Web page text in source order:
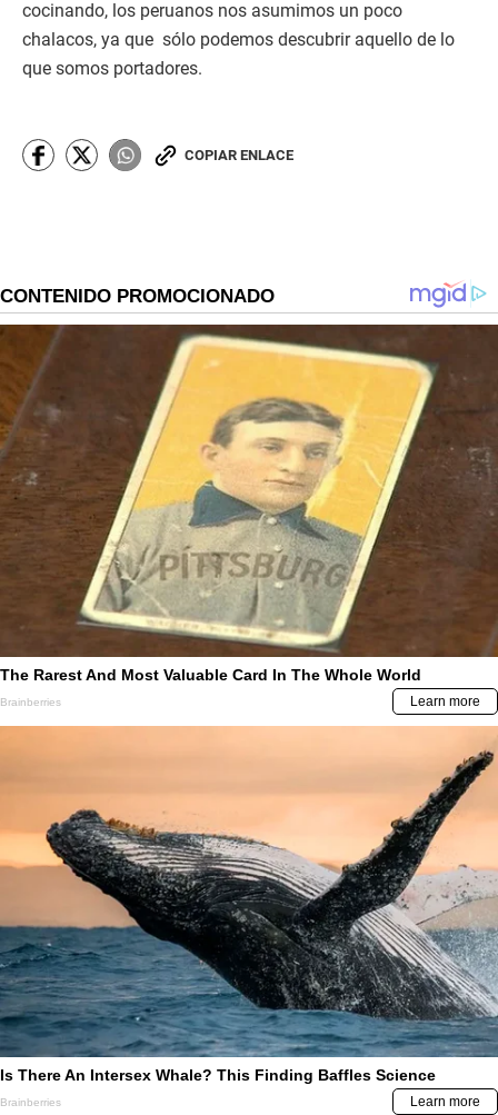
cocinando, los peruanos nos asumimos un poco
chalacos, ya que sólo podemos descubrir aquello de lo
que somos portadores.
COPIAR ENLACE